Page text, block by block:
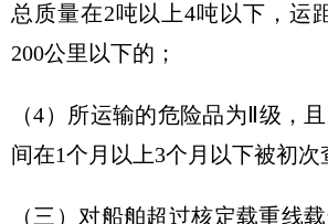
总质量在2吨以上4吨以下，运
200公里以下的；
（4）所运输的危险品为Ⅱ级，
间在1个月以上3个月以下被初次
（三）对船舶超过核定载重线